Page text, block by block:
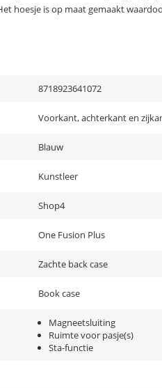
hoesje is op maat gemaakt
8718923641072
Voorkant, achterkant en
Blauw
Kunstleer
Shop4
One Fusion Plus
Zachte back case
Book case
Magneetsluiting
Ruimte voor pasje(s)
Sta-functie